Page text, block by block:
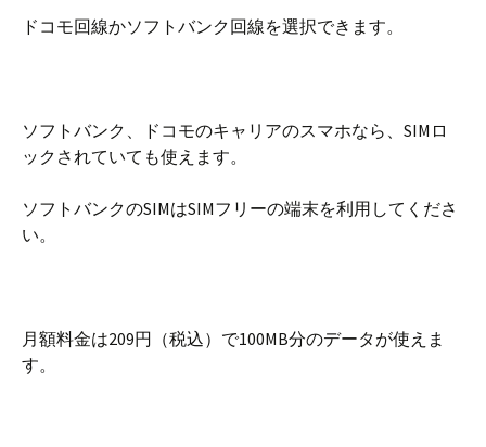
ドコモ回線かソフトバンク回線を選択できます。
ソフトバンク、ドコモのキャリアのスマホなら、SIMロ
ックされていても使えます。
ソフトバンクのSIMはSIMフリーの端末を利用してくださ
い。
月額料金は209円（税込）で100MB分のデータが使えま
す。